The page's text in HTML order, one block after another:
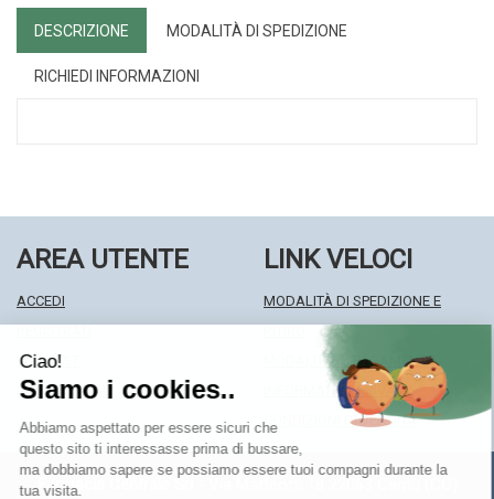
DESCRIZIONE MODALITÀ DI SPEDIZIONE
RICHIEDI INFORMAZIONI
AREA UTENTE
ACCEDI
WISHLIST
ISCRIZIONE ALLA NEWSLETTER
LINK VELOCI
MODALITÀ DI SPEDIZIONE E
MODALITÀ DI PAGAMENTO
INFORMATIVA PRIVACY
CONDIZIONI DI VENDITA
Farmacia Centrale Srl